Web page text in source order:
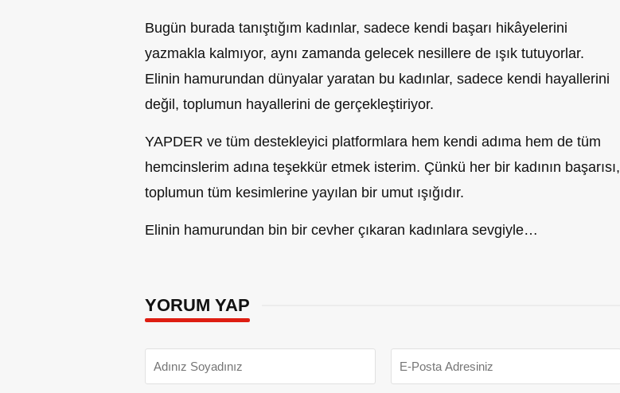
Bugün burada tanıştığım kadınlar, sadece kendi başarı hikâyelerini
yazmakla kalmıyor, aynı zamanda gelecek nesillere de ışık tutuyorlar.
Elinin hamurundan dünyalar yaratan bu kadınlar, sadece kendi hayallerini
değil, toplumun hayallerini de gerçekleştiriyor.
YAPDER ve tüm destekleyici platformlara hem kendi adıma hem de tüm
hemcinslerim adına teşekkür etmek isterim. Çünkü her bir kadının başarısı,
toplumun tüm kesimlerine yayılan bir umut ışığıdır.
Elinin hamurundan bin bir cevher çıkaran kadınlara sevgiyle…
YORUM YAP